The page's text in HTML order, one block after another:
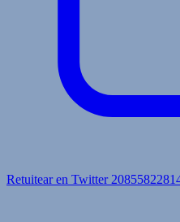
Retuitear en Twitter